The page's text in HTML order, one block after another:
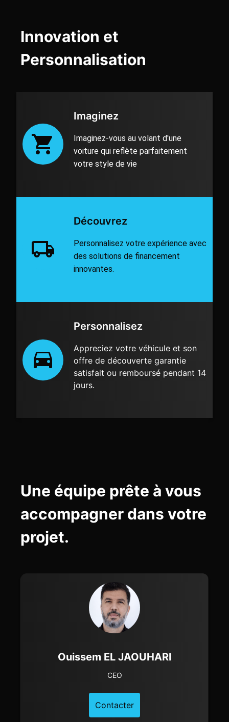
Innovation et
Personnalisation
Imaginez
Imaginez-vous au volant d'une
voiture qui reflète parfaitement
votre style de vie
Découvrez
Personnalisez votre expérience avec
des solutions de financement
innovantes.
Personnalisez
Appreciez votre véhicule et son
offre de découverte garantie
satisfait ou remboursé pendant 14
jours.
Une équipe prête à vous
accompagner dans votre
projet.
Ouissem EL JAOUHARI
CEO
Contacter